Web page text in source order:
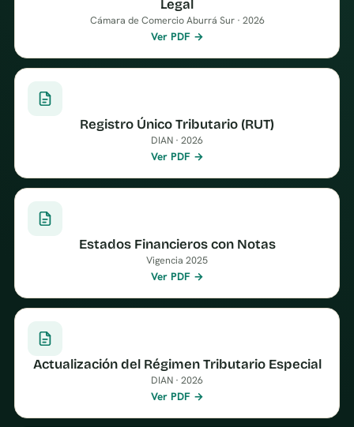
Legal
Cámara de Comercio Aburrá Sur · 2026
Ver PDF →
Registro Único Tributario (RUT)
DIAN · 2026
Ver PDF →
Estados Financieros con Notas
Vigencia 2025
Ver PDF →
Actualización del Régimen Tributario Especial
DIAN · 2026
Ver PDF →